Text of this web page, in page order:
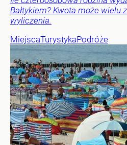
Bałtykiem? Kwota może wielu
wyliczenia.
MiejscaTurystykaPodróże